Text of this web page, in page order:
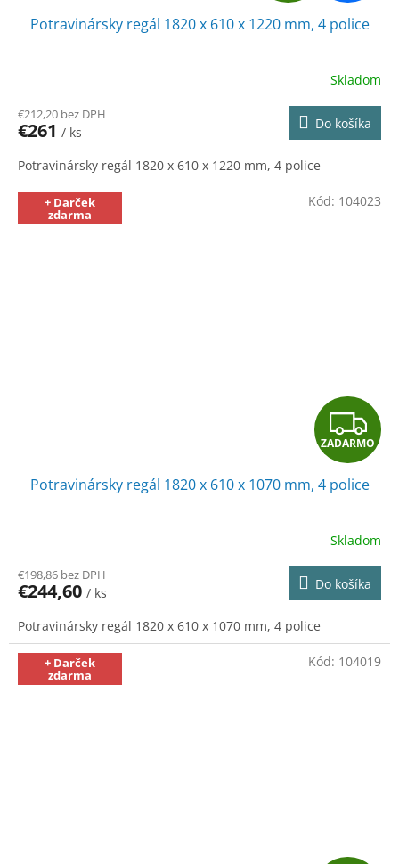
D
A
R
M
O
Potravinársky regál 1820 x 610 x 1220 mm, 4 police
Skladom
€212,20 bez DPH
€261 / ks
Do košíka
Potravinársky regál 1820 x 610 x 1220 mm, 4 police
+ Darček
zdarma
Z
A
D
A
R
M
O
ZADARMO
Potravinársky regál 1820 x 610 x 1070 mm, 4 police
Skladom
€198,86 bez DPH
€244,60 / ks
Do košíka
Potravinársky regál 1820 x 610 x 1070 mm, 4 police
Kód: 104023
+ Darček
zdarma
Kód: 104019